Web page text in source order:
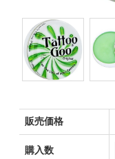
販売価格
購入数